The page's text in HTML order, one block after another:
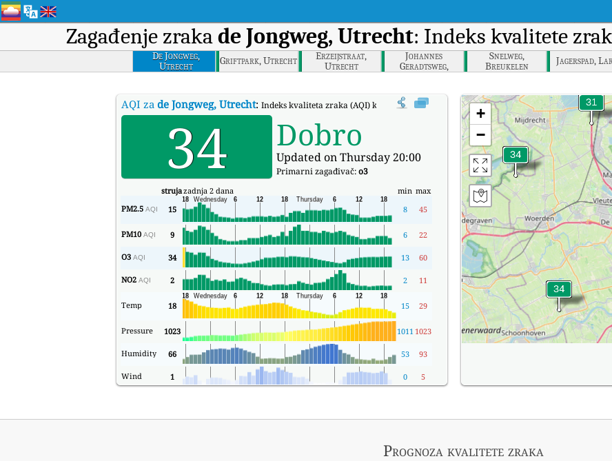
Zagađenje zrakade Jongweg, Utrecht: Indeks kvalitete
De Jongweg,
Utrecht
Griftpark, Utrecht
Erzeijstraat,
Utrecht
Johannes
Geradtsweg,
Hilversum
Snelweg,
Breukelen
Jagerspad,
AQI za de Jongweg, Utrecht: Indeks kvaliteta zraka (AQI) kompanije de Jongweg, Utrecht u stvarnom vremenu.
34 Dobro
Updated on Thursday 20:00
Primarni zagađivač:o3
strujazadnja 2 dana min max
PM2.5 AQI 15 8 45
PM10 AQI 9 6 22
O3 AQI 34 13 60
NO2 AQI 2 2 11
Temp 18 15 29
Pressure 1023 1011 1023
Humidity 66 53 93
Wind 1 0 5
+
−
Prognoza kvalitete zraka